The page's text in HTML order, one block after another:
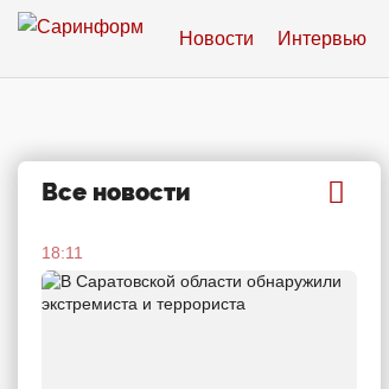
Новости Интервью
Все новости
18:11